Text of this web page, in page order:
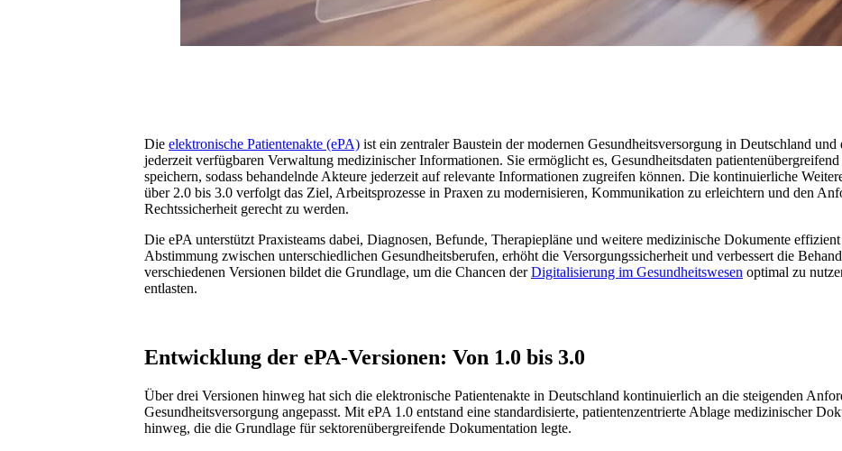
Die elektronische Patientenakte (ePA) ist ein zentraler Baustein der modernen Gesundheitsversorgung in Deutschland
jederzeit verfügbaren Verwaltung medizinischer Informationen. Sie ermöglicht es, Gesundheitsdaten
speichern, sodass behandelnde Akteure jederzeit auf relevante Informationen zugreifen können. Die kontinuierliche
über 2.0 bis 3.0 verfolgt das Ziel, Arbeitsprozesse in Praxen zu modernisieren, Kommunikation zu erleichtern und den
Rechtssicherheit gerecht zu werden.
Die ePA unterstützt Praxisteams dabei, Diagnosen, Befunde, Therapiepläne und weitere medizinische Dokumente
Abstimmung zwischen unterschiedlichen Gesundheitsberufen, erhöht die Versorgungssicherheit und verbessert die
verschiedenen Versionen bildet die Grundlage, um die Chancen derDigitalisierung im Gesundheitswesen optimal zu
entlasten.
Entwicklung der ePA-Versionen: Von 1.0 bis 3.0
Über drei Versionen hinweg hat sich die elektronische Patientenakte in Deutschland kontinuierlich an die steigenden
Gesundheitsversorgung angepasst. Mit ePA 1.0 entstand eine standardisierte, patientenzentrierte Ablage medizinischer
hinweg, die die Grundlage für sektorenübergreifende Dokumentation legte.